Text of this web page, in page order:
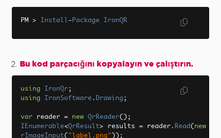
PM > Install- Package IronQR
Bu kod parçacığını kopyalayın ve çalıştırın.
using IronQr ;
using
IronSoftware . Drawing ;
var reader = new QrReader();
IEnumerable<QrResult> results = reader . Read ( new
rImageInput( "label.png" ));